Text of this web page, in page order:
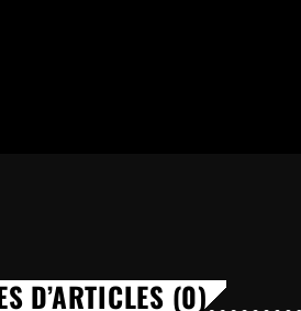
D’ARTICLES (0)